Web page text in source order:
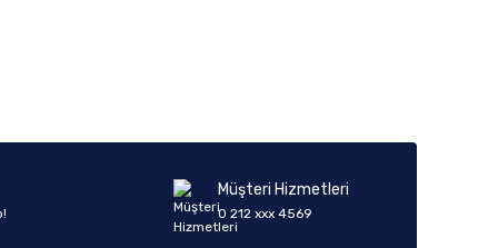
Müşteri Hizmetleri
0 212 xxx 4569